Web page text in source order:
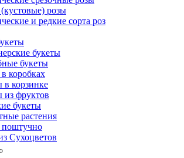
розы
и редкие сорта роз
букеты
букеты
коробках
в корзинке
из фруктов
букеты
растения
Сухоцветов